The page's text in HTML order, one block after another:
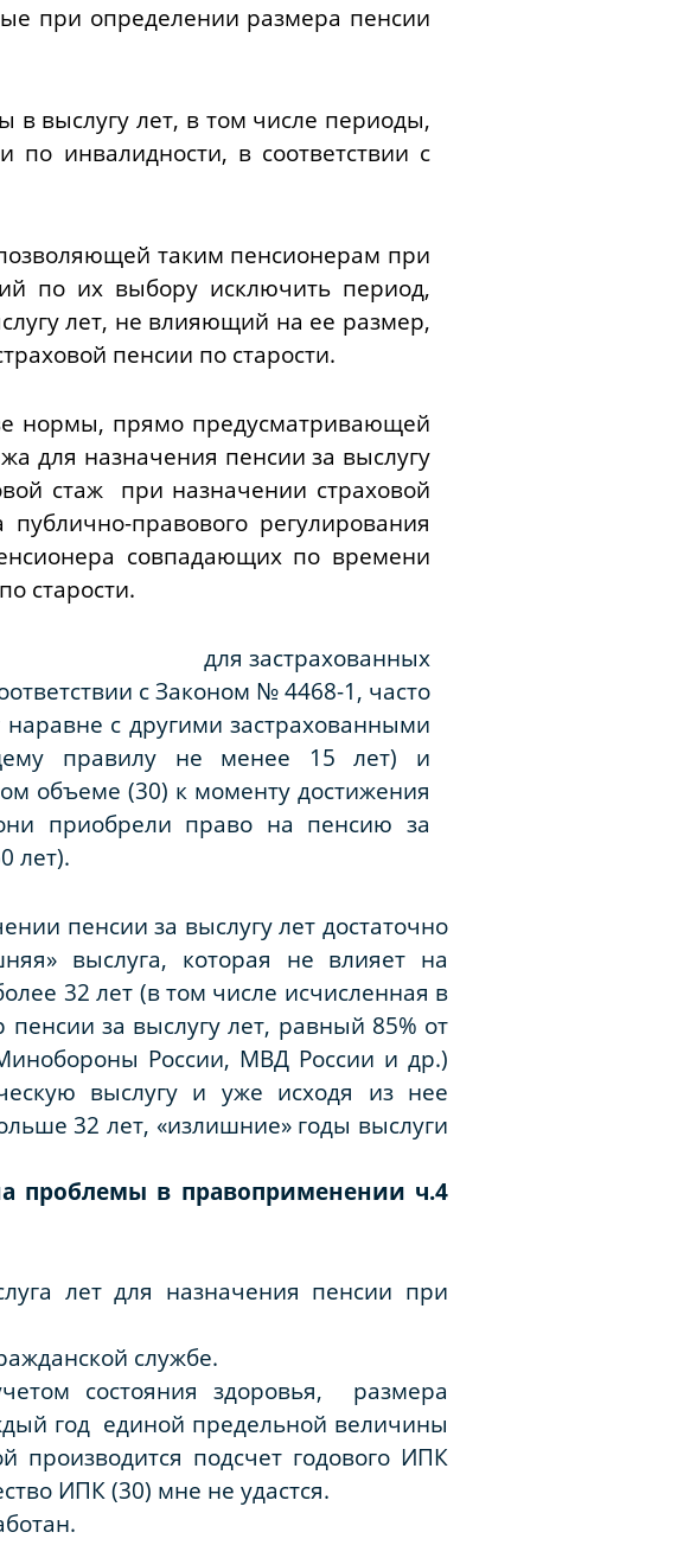
при определении размера пенсии
выслугу лет, в том числе периоды,
инвалидности, в соответствии с
таким пенсионерам при
по их выбору исключить период,
лет, не влияющий на ее размер,
пенсии по старости.
нормы, прямо предусматривающей
для назначения пенсии за выслугу
стаж при назначении страховой
правового регулирования
совпадающих по времени
старости.
ИПК для застрахованных
с Законом № 4468-1, часто
с другими застрахованными
правилу не менее 15 лет) и
объеме (30) к моменту достижения
приобрели право на пенсию за
лет).
пенсии за выслугу лет достаточно
выслуга, которая не влияет на
32 лет (в том числе исчисленная в
за выслугу лет, равный 85% от
России, МВД России и др.)
выслугу и уже исходя из нее
32 лет, «излишние» годы выслуги
проблемы в правоприменении ч.4
лет для назначения пенсии при
службе.
состояния здоровья, размера
год единой предельной величины
производится подсчет годового ИПК
ИПК (30) мне не удастся.